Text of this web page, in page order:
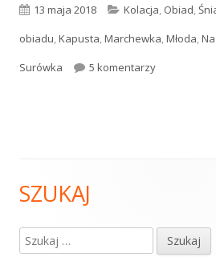
Opublikowano
13 maja 2018 Kategorie
Kolacja, Obiad,
obiadu,Kapusta,Marchewka,Młoda,
Surówka
5 komentarzydo Surówka
Główny
panel
SZUKAJ
Szukaj: